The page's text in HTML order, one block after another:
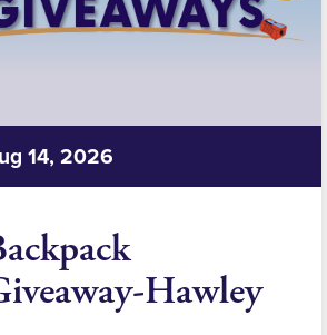
14, 2026
Hawley